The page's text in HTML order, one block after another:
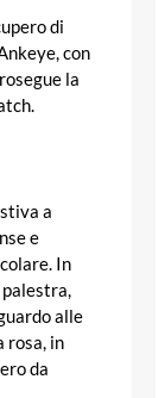
di
con
la
a
e
In
palestra,
alle
rosa, in
da